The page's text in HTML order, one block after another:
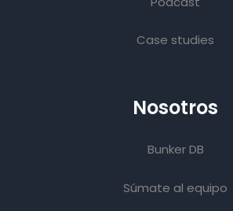
Case studies
Nosotros
Bunker DB
Súmate al equipo